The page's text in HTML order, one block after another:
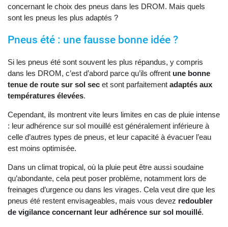
concernant le choix des pneus dans les DROM. Mais quels
sont les pneus les plus adaptés ?
Pneus été : une fausse bonne idée ?
Si les pneus été sont souvent les plus répandus, y compris
dans les DROM, c’est d’abord parce qu’ils offrent une bonne
tenue de route sur sol sec et sont parfaitement adaptés aux
températures élevées.
Cependant, ils montrent vite leurs limites en cas de pluie intense
: leur adhérence sur sol mouillé est généralement inférieure à
celle d’autres types de pneus, et leur capacité à évacuer l’eau
est moins optimisée.
Dans un climat tropical, où la pluie peut être aussi soudaine
qu’abondante, cela peut poser problème, notamment lors de
freinages d’urgence ou dans les virages. Cela veut dire que les
pneus été restent envisageables, mais vous devez redoubler
de vigilance concernant leur adhérence sur sol mouillé.